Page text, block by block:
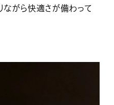
ながら快適さが備わって